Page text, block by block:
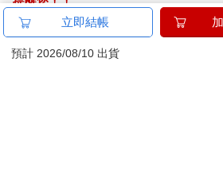
金石堂及銀行均不會請您操作ATM! 如
ATM提款機，請不要聽從指示，以免受
立即結帳
預計 2026/08/10 出貨